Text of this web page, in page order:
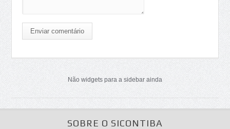
Enviar comentário
Não widgets para a sidebar ainda
SOBRE O SICONTIBA